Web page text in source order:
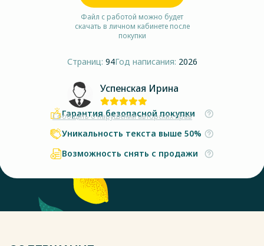
Файл с работой можно будет
скачать в личном кабинете после
покупки
Страниц: 94Год написания: 2026
Успенская Ирина
Сообщить о нарушении авторских прав
Гарантия безопасной покупки
Уникальность текста выше 50%
Возможность снять с продажи